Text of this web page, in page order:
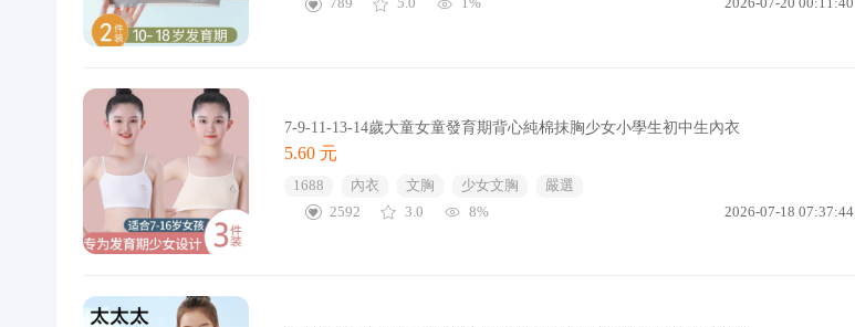
789
5.0 1% 2026-07-20 00:11:40
7-9-11-13-14歲大童女童發育期背心純棉抹胸少女小學生初中生內衣
5.60 元
1688 內衣 文胸 少女文胸
嚴選
2592
3.0 8% 2026-07-18 07:37:44